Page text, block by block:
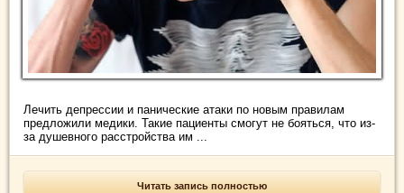
Лечить депрессии и панические атаки по новым правилам
предложили медики. Такие пациенты смогут не бояться, что из-
за душевного расстройства им ...
Читать запись полностью